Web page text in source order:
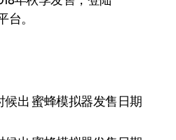
。